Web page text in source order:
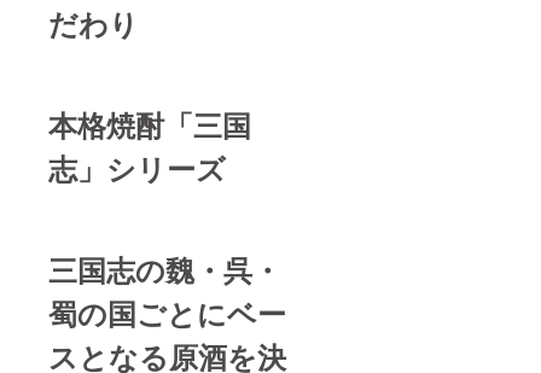
だわり
本格焼酎「三国
志」シリーズ
三国志の魏・呉・
蜀の国ごとにベー
スとなる原酒を決